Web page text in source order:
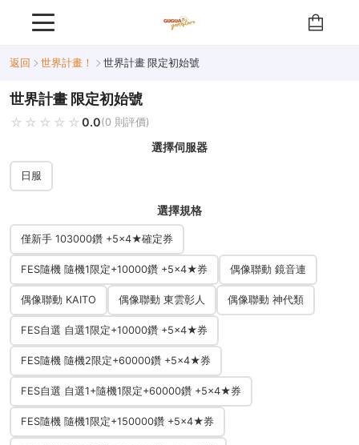
返回 世界計畫！ 世界計畫 限定初始號
🔥 熱銷
世界計畫 限定初始號
☆☆☆☆☆
★★★★★ 0.0(0 則評價)
選擇伺服器
日服
選擇規格
僅新手 103000鑽 +5×4★確定券
FES隨機 隨機1限定+10000鑽 +5×4★券 偶像聯動 鏡音連
偶像聯動 KAITO 偶像聯動 東雲彰人 偶像聯動 神代類
FES自選 自選1限定+10000鑽 +5×4★券
FES隨機 隨機2限定+60000鑽 +5×4★券
FES自選 自選1+隨機1限定+60000鑽 +5×4★券
FES隨機 隨機1限定+150000鑽 +5×4★券